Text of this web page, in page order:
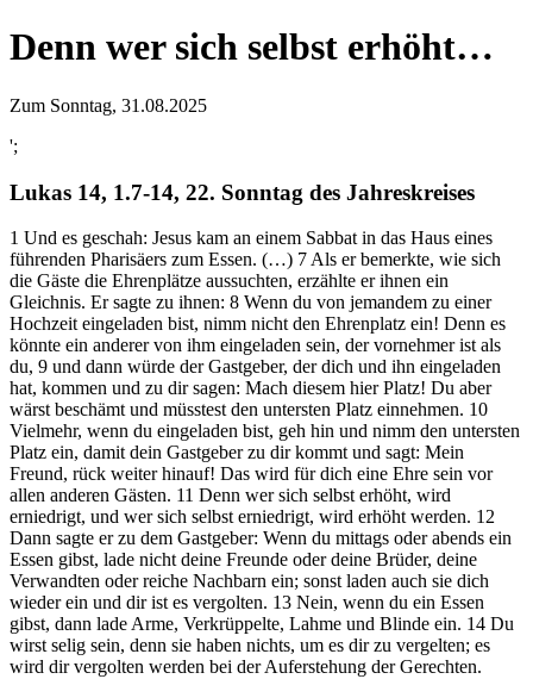
Denn wer sich selbst erhöht…
Zum Sonntag, 31.08.2025
';
Lukas 14, 1.7-14, 22. Sonntag des Jahreskreises
1 Und es geschah: Jesus kam an einem Sabbat in das Haus eines
führenden Pharisäers zum Essen. (…) 7 Als er bemerkte, wie sich
die Gäste die Ehrenplätze aussuchten, erzählte er ihnen ein
Gleichnis. Er sagte zu ihnen: 8 Wenn du von jemandem zu einer
Hochzeit eingeladen bist, nimm nicht den Ehrenplatz ein! Denn es
könnte ein anderer von ihm eingeladen sein, der vornehmer ist als
du, 9 und dann würde der Gastgeber, der dich und ihn eingeladen
hat, kommen und zu dir sagen: Mach diesem hier Platz! Du aber
wärst beschämt und müsstest den untersten Platz einnehmen. 10
Vielmehr, wenn du eingeladen bist, geh hin und nimm den untersten
Platz ein, damit dein Gastgeber zu dir kommt und sagt: Mein
Freund, rück weiter hinauf! Das wird für dich eine Ehre sein vor
allen anderen Gästen. 11 Denn wer sich selbst erhöht, wird
erniedrigt, und wer sich selbst erniedrigt, wird erhöht werden. 12
Dann sagte er zu dem Gastgeber: Wenn du mittags oder abends ein
Essen gibst, lade nicht deine Freunde oder deine Brüder, deine
Verwandten oder reiche Nachbarn ein; sonst laden auch sie dich
wieder ein und dir ist es vergolten. 13 Nein, wenn du ein Essen
gibst, dann lade Arme, Verkrüppelte, Lahme und Blinde ein. 14 Du
wirst selig sein, denn sie haben nichts, um es dir zu vergelten; es
wird dir vergolten werden bei der Auferstehung der Gerechten.